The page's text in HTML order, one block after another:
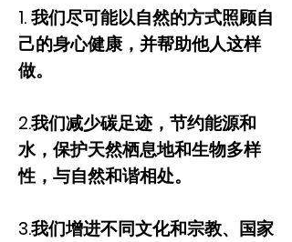
1. 我们尽可能以自然的方式照顾自
己的身心健康，并帮助他人这样
做。
2.我们减少碳足迹，节约能源和
水，保护天然栖息地和生物多样
性，与自然和谐相处。
3.我们增进不同文化和宗教、国家